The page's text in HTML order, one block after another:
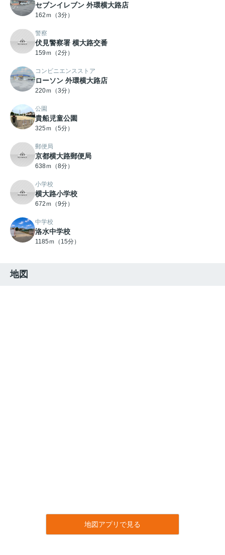
セブンイレブン 外環横大路店
162ｍ（3分）
警察
伏見警察署 横大路交番
159ｍ（2分）
コンビニエンスストア
ローソン 外環横大路店
220ｍ（3分）
公園
貴船児童公園
325ｍ（5分）
郵便局
京都横大路郵便局
638ｍ（8分）
小学校
横大路小学校
672ｍ（9分）
中学校
洛水中学校
1185ｍ（15分）
地図
地図アプリで見る